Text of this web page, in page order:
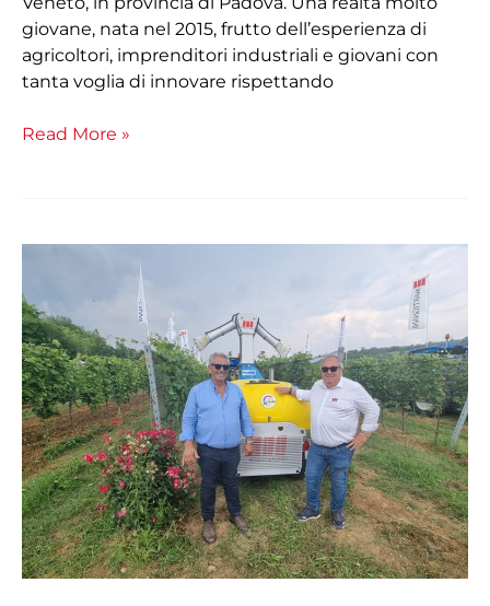
giovane, nata nel 2015, frutto dell’esperienza di
agricoltori, imprenditori industriali e giovani con
tanta voglia di innovare rispettando
Read More »
“prima
di
Martignani
impiegavo
il
doppio
del
tempo
per
completare
il